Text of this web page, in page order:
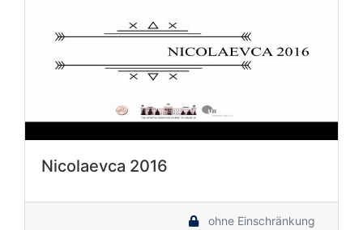
Nicolaevca 2016
ohne Einschränkung